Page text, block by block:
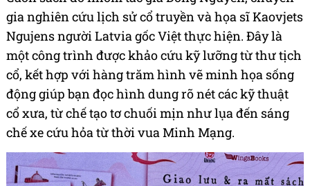
gia nghiên cứu lịch sử cổ truyền và họa sĩ Kaovjets
Ngujens người Latvia gốc Việt thực hiện. Đây là
một công trình được khảo cứu kỹ lưỡng từ thư tịch
cổ, kết hợp với hàng trăm hình vẽ minh họa sống
động giúp bạn đọc hình dung rõ nét các kỹ thuật
cổ xưa, từ chế tạo tơ chuối mịn như lụa đến sáng
chế xe cứu hỏa từ thời vua Minh Mạng.